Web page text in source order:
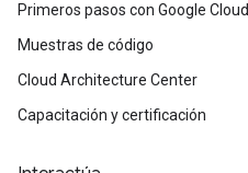
Primeros pasos con Google Cloud
Muestras de código
Cloud Architecture Center
Capacitación y certificación